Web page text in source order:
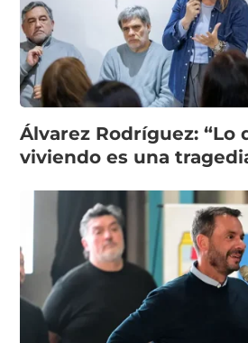
Álvarez Rodríguez: “Lo
viviendo es una